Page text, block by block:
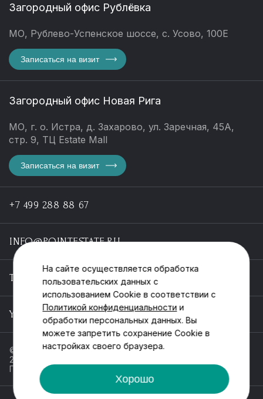
Загородный офис Рублёвка
МО, Рублево-Успенское шоссе, с. Усово, 100Е
Записаться на визит
Загородный офис Новая Рига
МО, г. о. Истра, д. Захарово, ул. Заречная, 45А,
стр. 9, ТЦ Estate Mall
Записаться на визит
+7 499 288 88 67
INFO@POINTESTATE.RU
TELEGRAM
YOUTUBE
© ООО «Пойнт эстейт», ИНН 55546464612,
2013-2025
Политика обработки персональных данных
На сайте осуществляется обработка
пользовательских данных с
использованием Cookie в соответствии с
Политикой конфиденциальности и
обработки персональных данных. Вы
можете запретить сохранение Cookie в
настройках своего браузера.
Хорошо